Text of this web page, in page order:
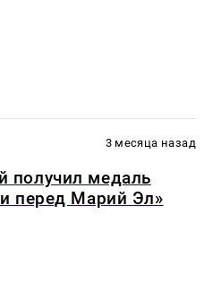
3 месяца назад
получил медаль
перед Марий Эл»